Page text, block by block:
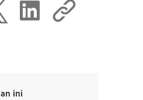
ini